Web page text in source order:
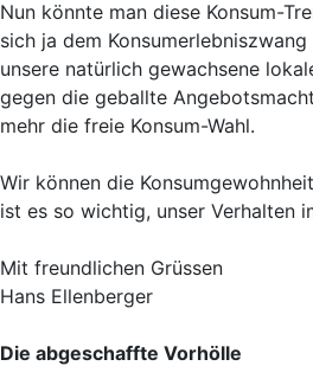
Nun könnte man diese Konsum-
sich ja dem
unsere natürlich gewachsene
gegen die geballte
mehr die freie Konsum-Wahl.
Wir können die
ist es so wichtig, unser Verhalten
Mit freundlichen Grüssen
Hans Ellenberger
Die abgeschaffte Vorhölle